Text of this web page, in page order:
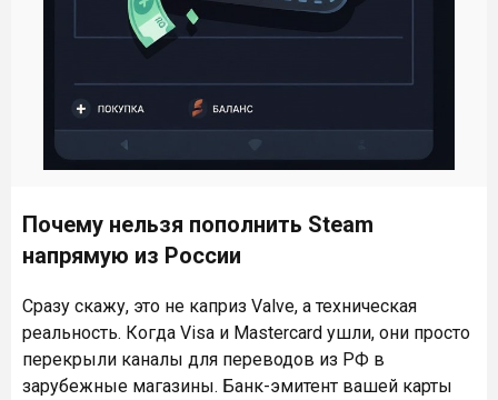
Почему нельзя пополнить Steam
напрямую из России
Сразу скажу, это не каприз Valve, а техническая
реальность. Когда Visa и Mastercard ушли, они просто
перекрыли каналы для переводов из РФ в
зарубежные магазины. Банк-эмитент вашей карты